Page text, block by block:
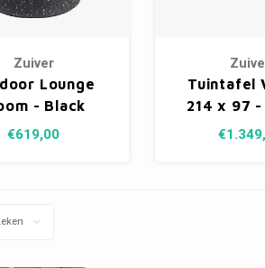
Zuiver
Lounge
- Black
Galaxy
€619,00
Tuintafel
214 x 97